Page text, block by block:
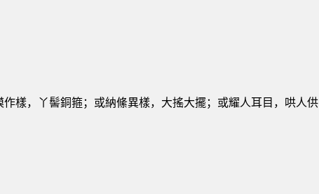
樣，丫髻銅箍；或納絛異樣，大搖大擺；或耀人耳目，哄人供